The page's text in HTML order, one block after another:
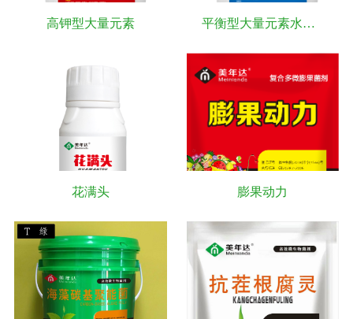
高钾型大量元素 平衡型大量元素水溶肥
花满头 膨果动力